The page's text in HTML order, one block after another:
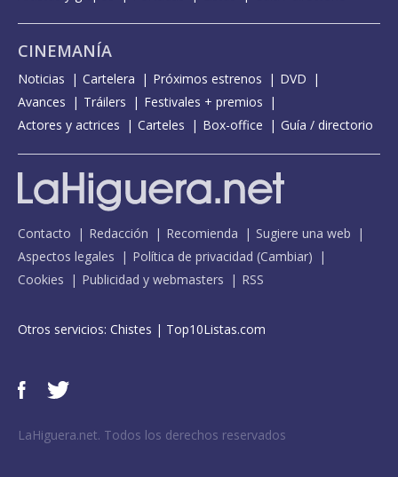
CINEMANÍA
Noticias Cartelera Próximos estrenos
DVD
Avances
Tráilers
Festivales + premios
Actores y actrices
Carteles Box-office Guía / directorio
Contacto Redacción Recomienda
Sugiere una web
Aspectos legales
Política de privacidad (Cambiar)
Cookies
Publicidad y webmasters RSS
Otros servicios: Chistes | Top10Listas.com
LaHiguera.net. Todos los derechos reservados